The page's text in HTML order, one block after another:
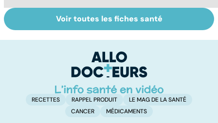
Tout savoir sur
les infections
Inflammation des
amygdales : que
d'angine ?
Voir toutes les fiches santé
RECETTES RAPPEL PRODUIT
LE MAG DE LA SANTÉ
CANCER
MÉDICAMENTS